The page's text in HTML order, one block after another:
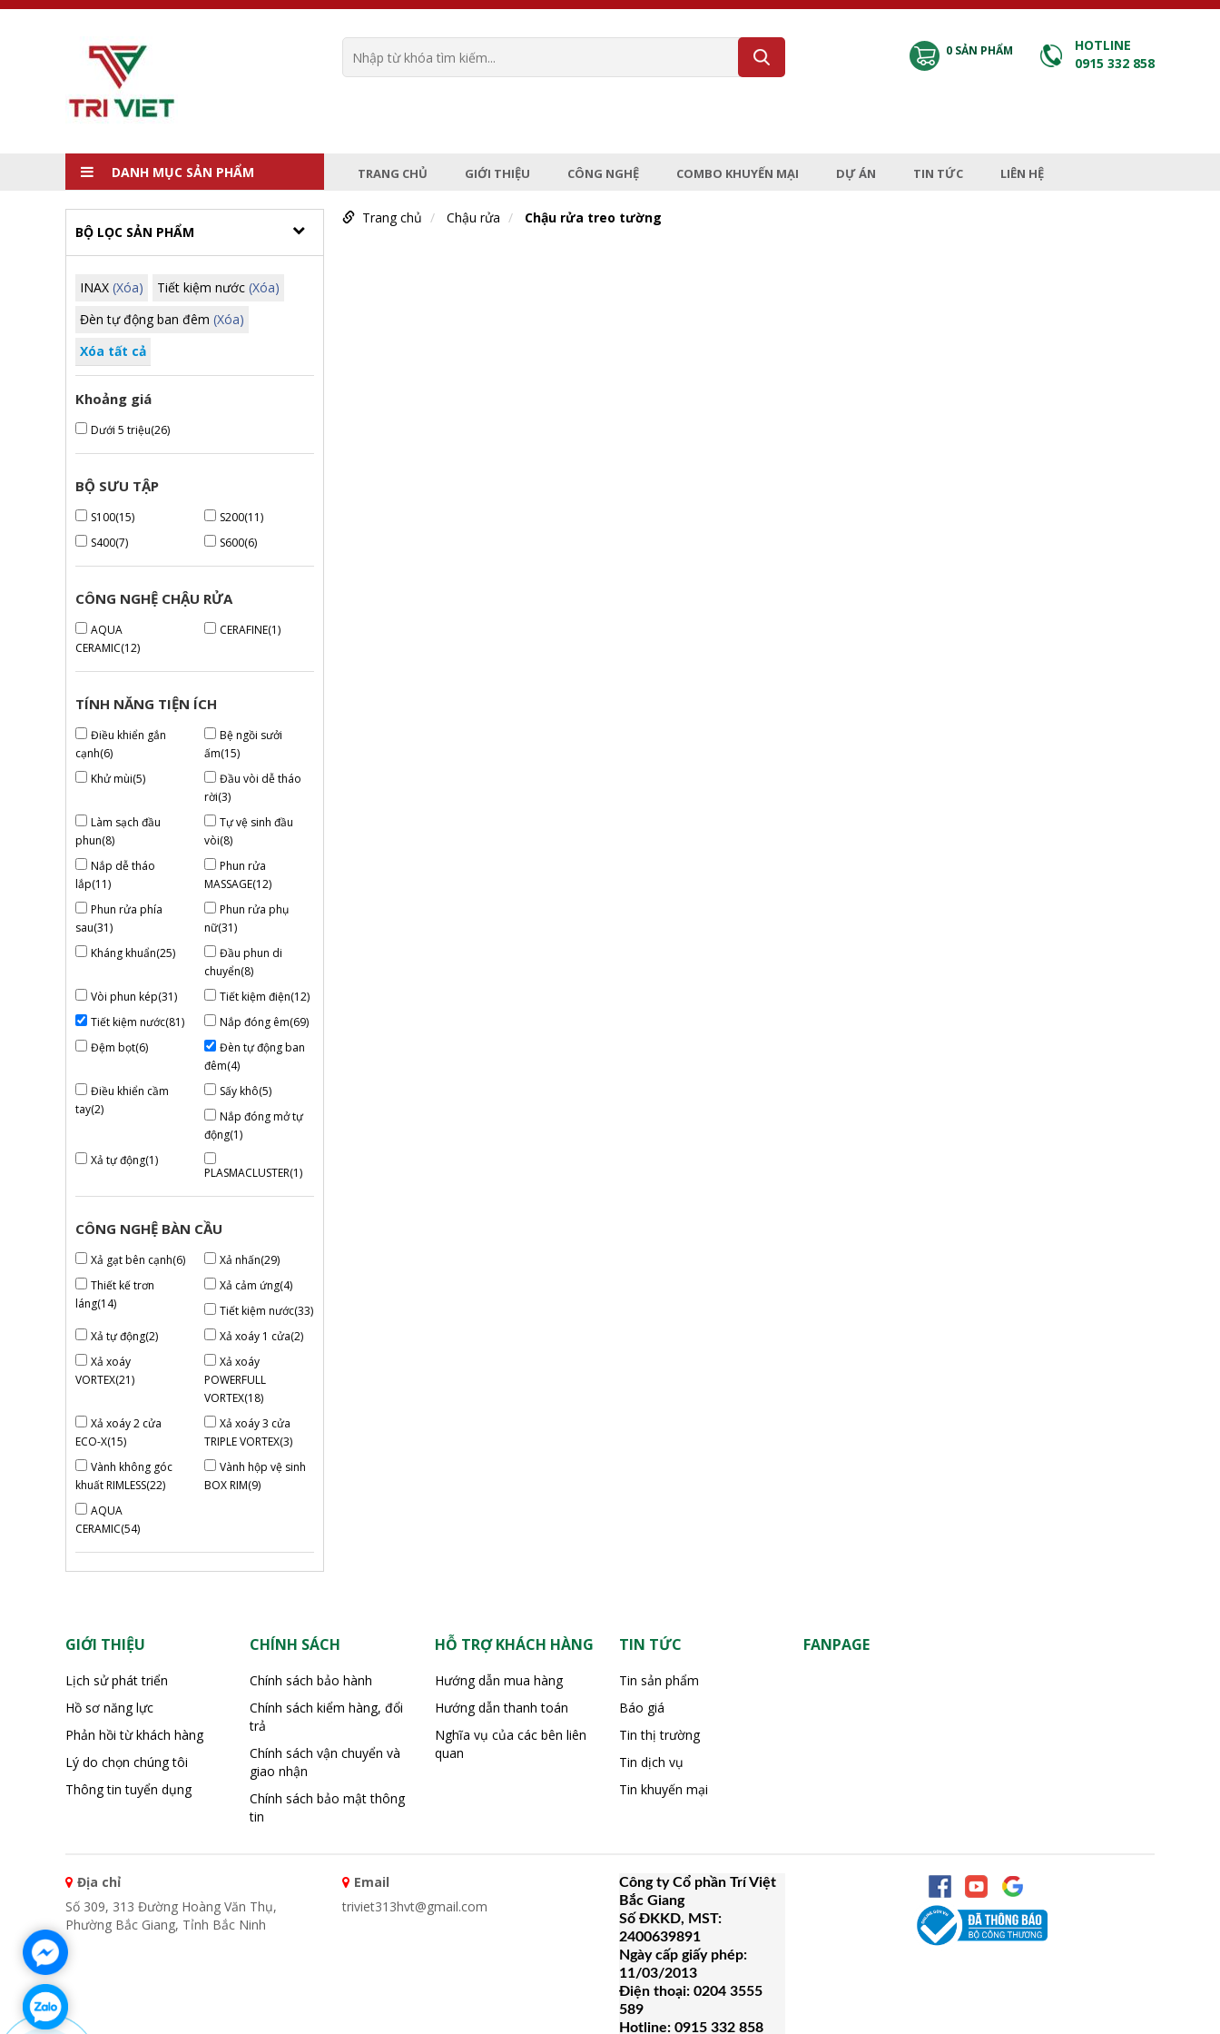
HOTLINE
0915 332 858
0 SẢN PHẨM
DANH MỤC SẢN PHẨM TRANG CHỦ GIỚI THIỆU CÔNG NGHỆ COMBO KHUYẾN MẠI DỰ ÁN TIN TỨC LIÊN HỆ
BỘ LỌC SẢN PHẨM
INAX (Xóa) Tiết kiệm nước (Xóa)
Đèn tự động ban đêm (Xóa)
Xóa tất cả
Khoảng giá
Dưới 5 triệu(26)
BỘ SƯU TẬP
S100(15)
S200(11)
S400(7)
S600(6)
CÔNG NGHỆ CHẬU RỬA
AQUA
CERAMIC(12)
CERAFINE(1)
TÍNH NĂNG TIỆN ÍCH
Điều khiển gắn
cạnh(6)
Bệ ngồi sưởi
ấm(15)
Khử mùi(5)
Đầu vòi dễ tháo
rời(3)
Làm sạch đầu
phun(8)
Tự vệ sinh đầu
vòi(8)
Nắp dễ tháo
lắp(11)
Phun rửa
MASSAGE(12)
Phun rửa phía
sau(31)
Phun rửa phụ
nữ(31)
Kháng khuẩn(25)
Đầu phun di
chuyển(8)
Vòi phun kép(31)
Tiết kiệm điện(12)
Tiết kiệm nước(81)
Nắp đóng êm(69)
Đệm bọt(6)
Đèn tự động ban
đêm(4)
Điều khiển cầm
tay(2)
Sấy khô(5)
Nắp đóng mở tự
động(1)
Xả tự động(1)
PLASMACLUSTER(1)
CÔNG NGHỆ BÀN CẦU
Xả gạt bên cạnh(6)
Xả nhấn(29)
Thiết kế trơn
láng(14)
Xả cảm ứng(4)
Tiết kiệm nước(33)
Xả tự động(2)
Xả xoáy 1 cửa(2)
Xả xoáy
VORTEX(21)
Xả xoáy
POWERFULL
VORTEX(18)
Xả xoáy 2 cửa
ECO-X(15)
Xả xoáy 3 cửa
TRIPLE VORTEX(3)
Vành không góc
khuất RIMLESS(22)
Vành hộp vệ sinh
BOX RIM(9)
AQUA
CERAMIC(54)
Trang chủ Chậu rửa Chậu rửa treo tường
GIỚI THIỆU
Lịch sử phát triển
Hồ sơ năng lực
Phản hồi từ khách hàng
Lý do chọn chúng tôi
Thông tin tuyển dụng
CHÍNH SÁCH
Chính sách bảo hành
Chính sách kiểm hàng, đổi
trả
Chính sách vận chuyển và
giao nhận
Chính sách bảo mật thông
tin
HỖ TRỢ KHÁCH HÀNG
Hướng dẫn mua hàng
Hướng dẫn thanh toán
Nghĩa vụ của các bên liên
quan
TIN TỨC
Tin sản phẩm
Báo giá
Tin thị trường
Tin dịch vụ
Tin khuyến mại
FANPAGE
Địa chỉ
Số 309, 313 Đường Hoàng Văn Thụ,
Phường Bắc Giang, Tỉnh Bắc Ninh
Email
triviet313hvt@gmail.com
Công ty Cổ phần Trí Việt
Bắc Giang
Số ĐKKD, MST:
2400639891
Ngày cấp giấy phép:
11/03/2013
Điện thoại: 0204 3555
589
Hotline: 0915 332 858